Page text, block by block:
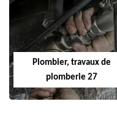
Plombier, travaux de
plomberie 27